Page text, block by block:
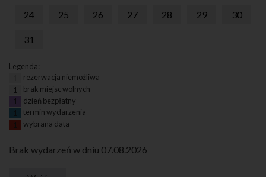
24 25 26 27 28 29 30
31
Legenda:
rezerwacja niemożliwa
1
brak miejsc wolnych
1
dzień bezpłatny
termin wydarzenia
1
wybrana data
Brak wydarzeń w dniu 07.08.2026